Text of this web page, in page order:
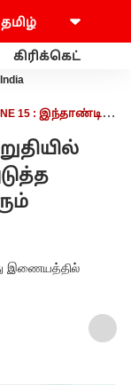
கிரிக்கெட்
15 : இந்தாண்டின்
இணையத்தில்